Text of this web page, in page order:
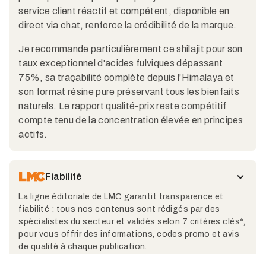
service client réactif et compétent, disponible en
direct via chat, renforce la crédibilité de la marque.​
Je recommande particulièrement ce shilajit pour son
taux exceptionnel d'acides fulviques dépassant
75%, sa traçabilité complète depuis l'Himalaya et
son format résine pure préservant tous les bienfaits
naturels. Le rapport qualité-prix reste compétitif
compte tenu de la concentration élevée en principes
actifs.
Fiabilité
La ligne éditoriale de LMC garantit transparence et
fiabilité : tous nos contenus sont rédigés par des
spécialistes du secteur et validés selon 7 critères clés*,
pour vous offrir des informations, codes promo et avis
de qualité à chaque publication.